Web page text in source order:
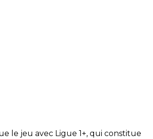
le jeu avec Ligue 1+, qui constitue